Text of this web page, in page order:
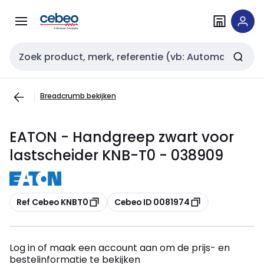
naar
naar
Zoekveld invoer
Breadcrumb bekijken
EATON - Handgreep zwart voor
lastscheider KNB-T0 - 038909
Kopiëren
Ref Cebeo KNBT0 Kopiëren
Cebeo ID 0081974
Log in of maak een account aan om de prijs- en
bestelinformatie te bekijken